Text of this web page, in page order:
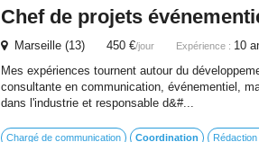
Chef de projets
Marseille (13) 450 €/jour Expérience : 10
Mes expériences tournent autour du
consultante en communication, événementiel,
dans l'industrie et responsable d&#...
Chargé de communication Coordination